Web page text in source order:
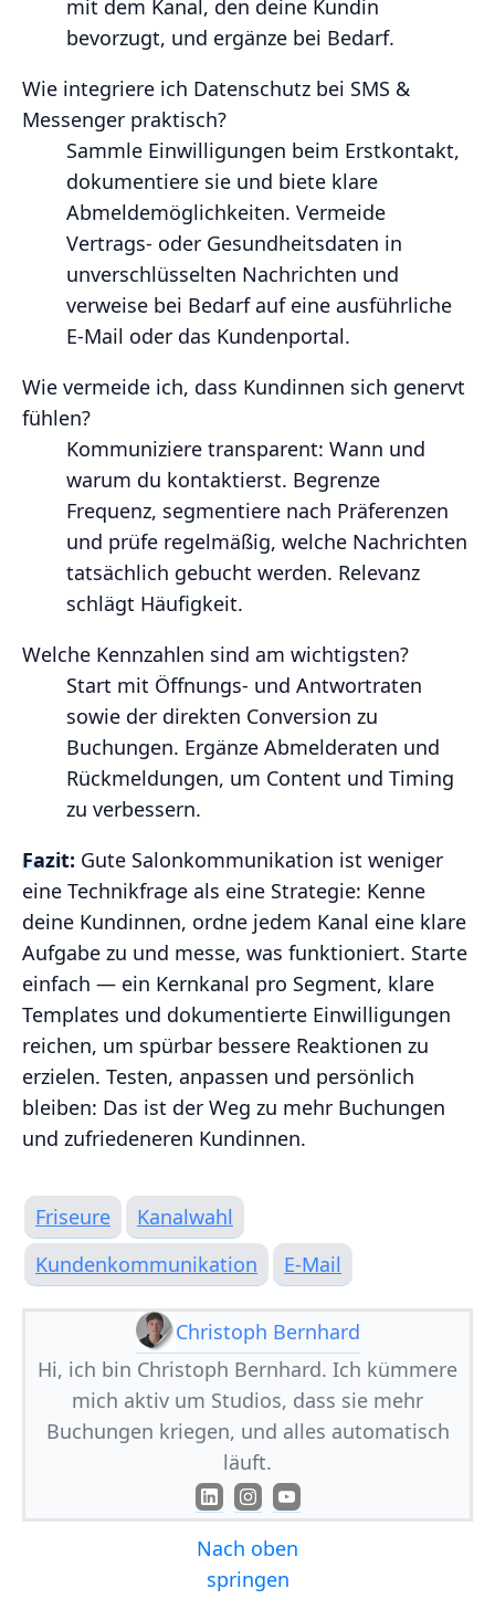
mit dem Kanal, den deine Kundin
bevorzugt, und ergänze bei Bedarf.
Wie integriere ich Datenschutz bei SMS &
Messenger praktisch?
Sammle Einwilligungen beim Erstkontakt,
dokumentiere sie und biete klare
Abmeldemöglichkeiten. Vermeide
Vertrags- oder Gesundheitsdaten in
unverschlüsselten Nachrichten und
verweise bei Bedarf auf eine ausführliche
E-Mail oder das Kundenportal.
Wie vermeide ich, dass Kundinnen sich genervt
fühlen?
Kommuniziere transparent: Wann und
warum du kontaktierst. Begrenze
Frequenz, segmentiere nach Präferenzen
und prüfe regelmäßig, welche Nachrichten
tatsächlich gebucht werden. Relevanz
schlägt Häufigkeit.
Welche Kennzahlen sind am wichtigsten?
Start mit Öffnungs- und Antwortraten
sowie der direkten Conversion zu
Buchungen. Ergänze Abmelderaten und
Rückmeldungen, um Content und Timing
zu verbessern.
Fazit: Gute Salonkommunikation ist weniger
eine Technikfrage als eine Strategie: Kenne
deine Kundinnen, ordne jedem Kanal eine klare
Aufgabe zu und messe, was funktioniert. Starte
einfach — ein Kernkanal pro Segment, klare
Templates und dokumentierte Einwilligungen
reichen, um spürbar bessere Reaktionen zu
erzielen. Testen, anpassen und persönlich
bleiben: Das ist der Weg zu mehr Buchungen
und zufriedeneren Kundinnen.
Friseure
Kanalwahl
Kundenkommunikation
E-Mail
Christoph Bernhard
Hi, ich bin Christoph Bernhard. Ich kümmere
mich aktiv um Studios, dass sie mehr
Buchungen kriegen, und alles automatisch
läuft.